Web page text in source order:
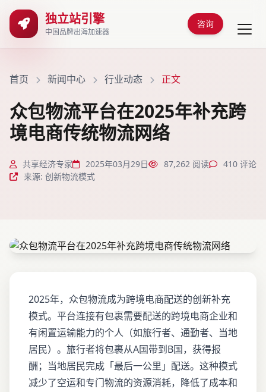
独立站引擎
中国品牌出海加速器
咨询
首页 新闻中心 行业动态 正文
众包物流平台在2025年补充跨
境电商传统物流网络
共享经济专家 2025年03月29日 87,262 阅读
410 评论
来源: 创新物流模式
2025年，众包物流成为跨境电商配送的创新补充
模式。平台连接有包裹需要配送的跨境电商企业和
有闲置运输能力的个人（如旅行者、通勤者、当地
居民）。旅行者将包裹从A国带到B国，获得报
酬；当地居民完成「最后一公里」配送。这种模式
减少了空运和专门物流的资源消耗，降低了成本和